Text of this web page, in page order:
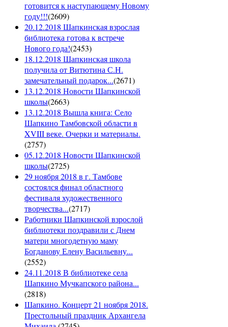
готовится к наступающему Новому
году!!!(2609)
20.12.2018 Шапкинская взрослая
библиотека готова к встрече
Нового года!(2453)
18.12.2018 Шапкинская школа
получила от Витютина С.Н.
замечательный подарок...(2671)
13.12.2018 Новости Шапкинской
школы(2663)
13.12.2018 Вышла книга: Село
Шапкино Тамбовской области в
XVIII веке. Очерки и материалы.
(2757)
05.12.2018 Новости Шапкинской
школы(2725)
29 ноября 2018 в г. Тамбове
состоялся финал областного
фестиваля художественного
творчества...(2717)
Работники Шапкинской взрослой
библиотеки поздравили с Днем
матери многодетную маму
Богданову Елену Васильевну...
(2552)
24.11.2018 В библиотеке села
Шапкино Мучкапского района...
(2818)
Шапкино. Концерт 21 ноября 2018.
Престольный праздник Архангела